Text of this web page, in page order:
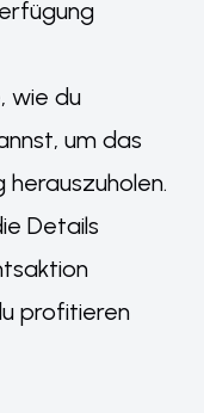
wie du
um das
Details
profitieren